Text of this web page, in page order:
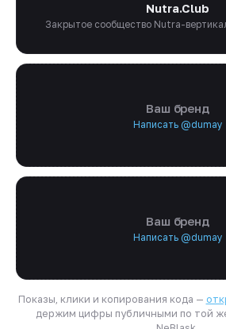
Nutra.Club
Закрытое сообщество Nutra-
Ваш бренд
Написать @dumay
Ваш бренд
Написать @dumay
Показы, клики и копирования кода —
держим цифры публичными по той